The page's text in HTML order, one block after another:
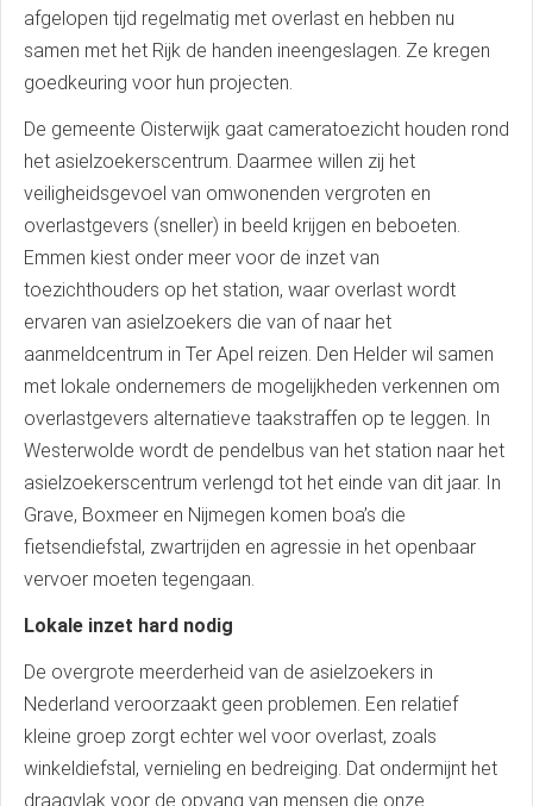
afgelopen tijd regelmatig met overlast en hebben nu
samen met het Rijk de handen ineengeslagen. Ze kregen
goedkeuring voor hun projecten.
De gemeente Oisterwijk gaat cameratoezicht houden rond
het asielzoekerscentrum. Daarmee willen zij het
veiligheidsgevoel van omwonenden vergroten en
overlastgevers (sneller) in beeld krijgen en beboeten.
Emmen kiest onder meer voor de inzet van
toezichthouders op het station, waar overlast wordt
ervaren van asielzoekers die van of naar het
aanmeldcentrum in Ter Apel reizen. Den Helder wil samen
met lokale ondernemers de mogelijkheden verkennen om
overlastgevers alternatieve taakstraffen op te leggen. In
Westerwolde wordt de pendelbus van het station naar het
asielzoekerscentrum verlengd tot het einde van dit jaar. In
Grave, Boxmeer en Nijmegen komen boa’s die
fietsendiefstal, zwartrijden en agressie in het openbaar
vervoer moeten tegengaan.
Lokale inzet hard nodig
De overgrote meerderheid van de asielzoekers in
Nederland veroorzaakt geen problemen. Een relatief
kleine groep zorgt echter wel voor overlast, zoals
winkeldiefstal, vernieling en bedreiging. Dat ondermijnt het
draagvlak voor de opvang van mensen die onze